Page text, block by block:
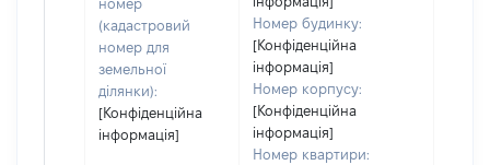
номер
(кадастровий
номер для
земельної
ділянки):
[Конфіденційна
інформація]
Номер будинку:
[Конфіденційна
інформація]
Номер корпусу:
[Конфіденційна
інформація]
Номер квартири: